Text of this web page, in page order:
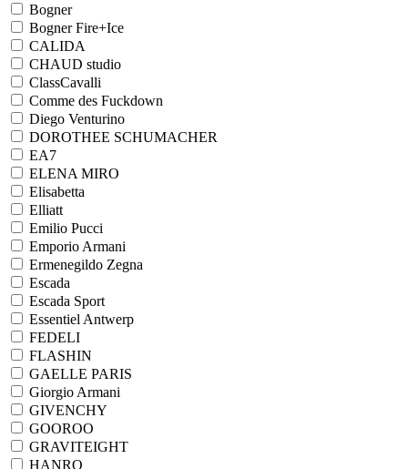
Bogner
Bogner Fire+Ice
CALIDA
CHAUD studio
ClassCavalli
Comme des Fuckdown
Diego Venturino
DOROTHEE SCHUMACHER
EA7
ELENA MIRO
Elisabetta
Elliatt
Emilio Pucci
Emporio Armani
Ermenegildo Zegna
Escada
Escada Sport
Essentiel Antwerp
FEDELI
FLASHIN
GAELLE PARIS
Giorgio Armani
GIVENCHY
GOOROO
GRAVITEIGHT
HANRO